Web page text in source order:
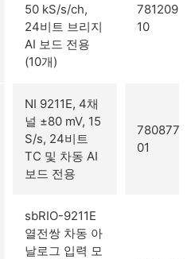
50 kS/s/ch,
24비트 브리지
AI 보드 전용
(10개)
781209-
10
NI 9211E, 4채
널 ±80 mV, 15
S/s, 24비트
TC 및 차동 AI
보드 전용
780877-
01
sbRIO-9211E
열전쌍 차동 아
날로그 입력 모